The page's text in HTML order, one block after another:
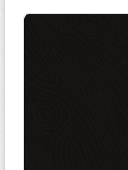
БЛОГИ